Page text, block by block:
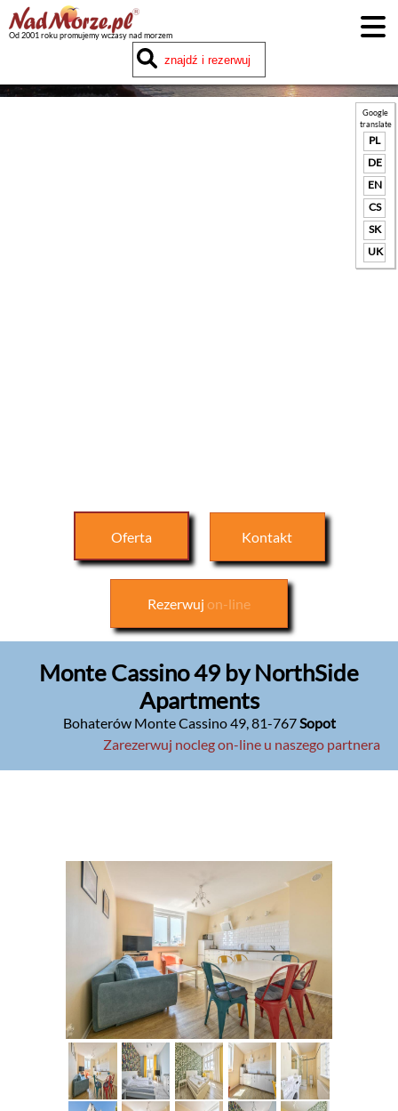
Od 2001 roku promujemy wczasy nad morzem
Google
translate
PL
DE
EN
CS
SK
UK
Oferta Kontakt
Rezerwuj on-line
Monte Cassino 49 by NorthSide
Apartments
Bohaterów Monte Cassino 49,81-767Sopot
Zarezerwuj nocleg on-line u naszego partnera